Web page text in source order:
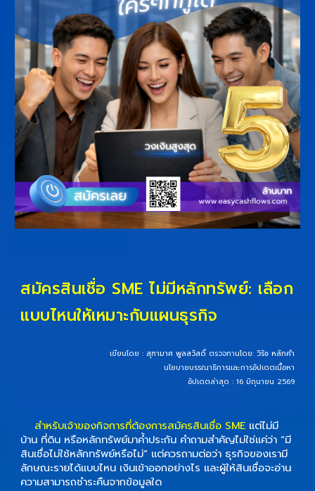
สมัครสินเชื่อ SME ไม่มีหลักทรัพย์: เลือก
แบบไหนให้เหมาะกับแผนธุรกิจ
เขียนโดย : สุฑามาศ พูลสวัสดิ์ตรวจทานโดย: วิรัช หลักคำ
นโยบายบรรณาธิการและการอัปเดตเนื้อหา
อัปเดตล่าสุด : 16 มิถุนายน 2569
สำหรับเจ้าของกิจการที่ต้องการสมัครสินเชื่อ SME แต่ไม่มี
บ้าน ที่ดิน หรือหลักทรัพย์มาค้ำประกัน คำถามสำคัญไม่ใช่แค่ว่า “มี
สินเชื่อไม่ใช้หลักทรัพย์หรือไม่” แต่ควรถามต่อว่า ธุรกิจของเรามี
ลักษณะรายได้แบบไหน เงินเข้าออกอย่างไร และผู้ให้สินเชื่อจะอ่าน
ความสามารถชำระคืนจากข้อมูลใด